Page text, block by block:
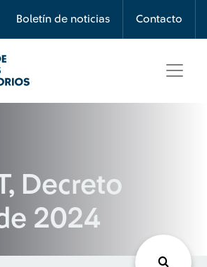
Boletín de noticias Contacto
Decreto
2024